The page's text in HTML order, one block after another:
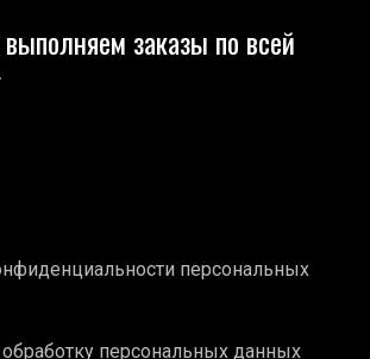
заказы по всей
персональных
обработку персональных данных